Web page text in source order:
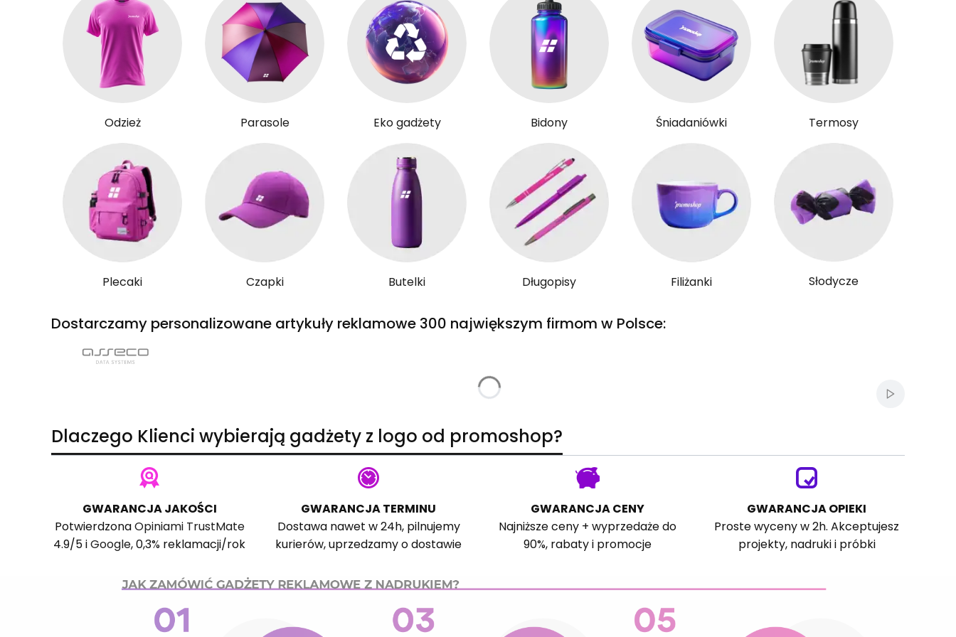
Odzież Parasole Eko gadżety Bidony Śniadaniówki Termosy
Plecaki Czapki Butelki Długopisy Filiżanki Słodycze
Dostarczamy personalizowane artykuły reklamowe 300 największym firmom w Polsce:
Włącz
Dlaczego Klienci wybierają gadżety z logo od promoshop?
GWARANCJA JAKOŚCI
PotwierdzonaOpiniami TrustMate
4.9/5 iGoogle, 0,3% reklamacji/rok
GWARANCJA TERMINU
Dostawa nawet w 24h, pilnujemy
kurierów, uprzedzamy o dostawie
GWARANCJA CENY
Najniższe ceny + wyprzedaże do
90%, rabaty i promocje
GWARANCJA OPIEKI
Proste wyceny w 2h. Akceptujesz
projekty, nadruki i próbki